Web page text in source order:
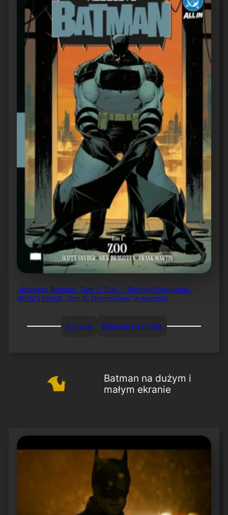
„Absolute Batman, Tom 1: Zoo” i „Batman/Superman.
World’s Finest, Tom 6: Niemożliwe” w sierpniu
Egmont Kolekcja Hachette
Batman na dużym i
małym ekranie